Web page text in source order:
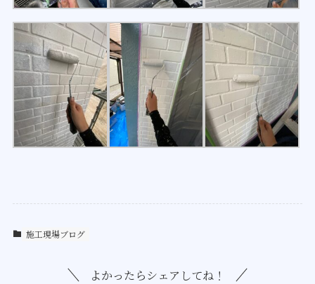
施工現場ブログ
よかったらシェアしてね！